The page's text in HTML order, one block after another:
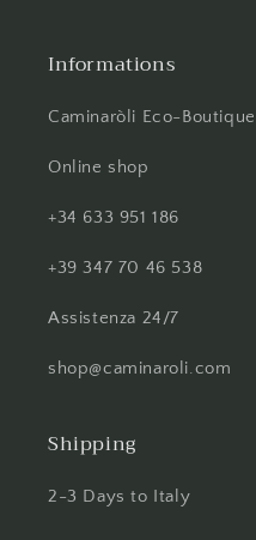
Informations
Caminaròli Eco-Boutique
Online shop
+34 633 951 186
+39 347 70 46 538
Assistenza 24/7
shop@caminaroli.com
Shipping
2-3 Days to Italy